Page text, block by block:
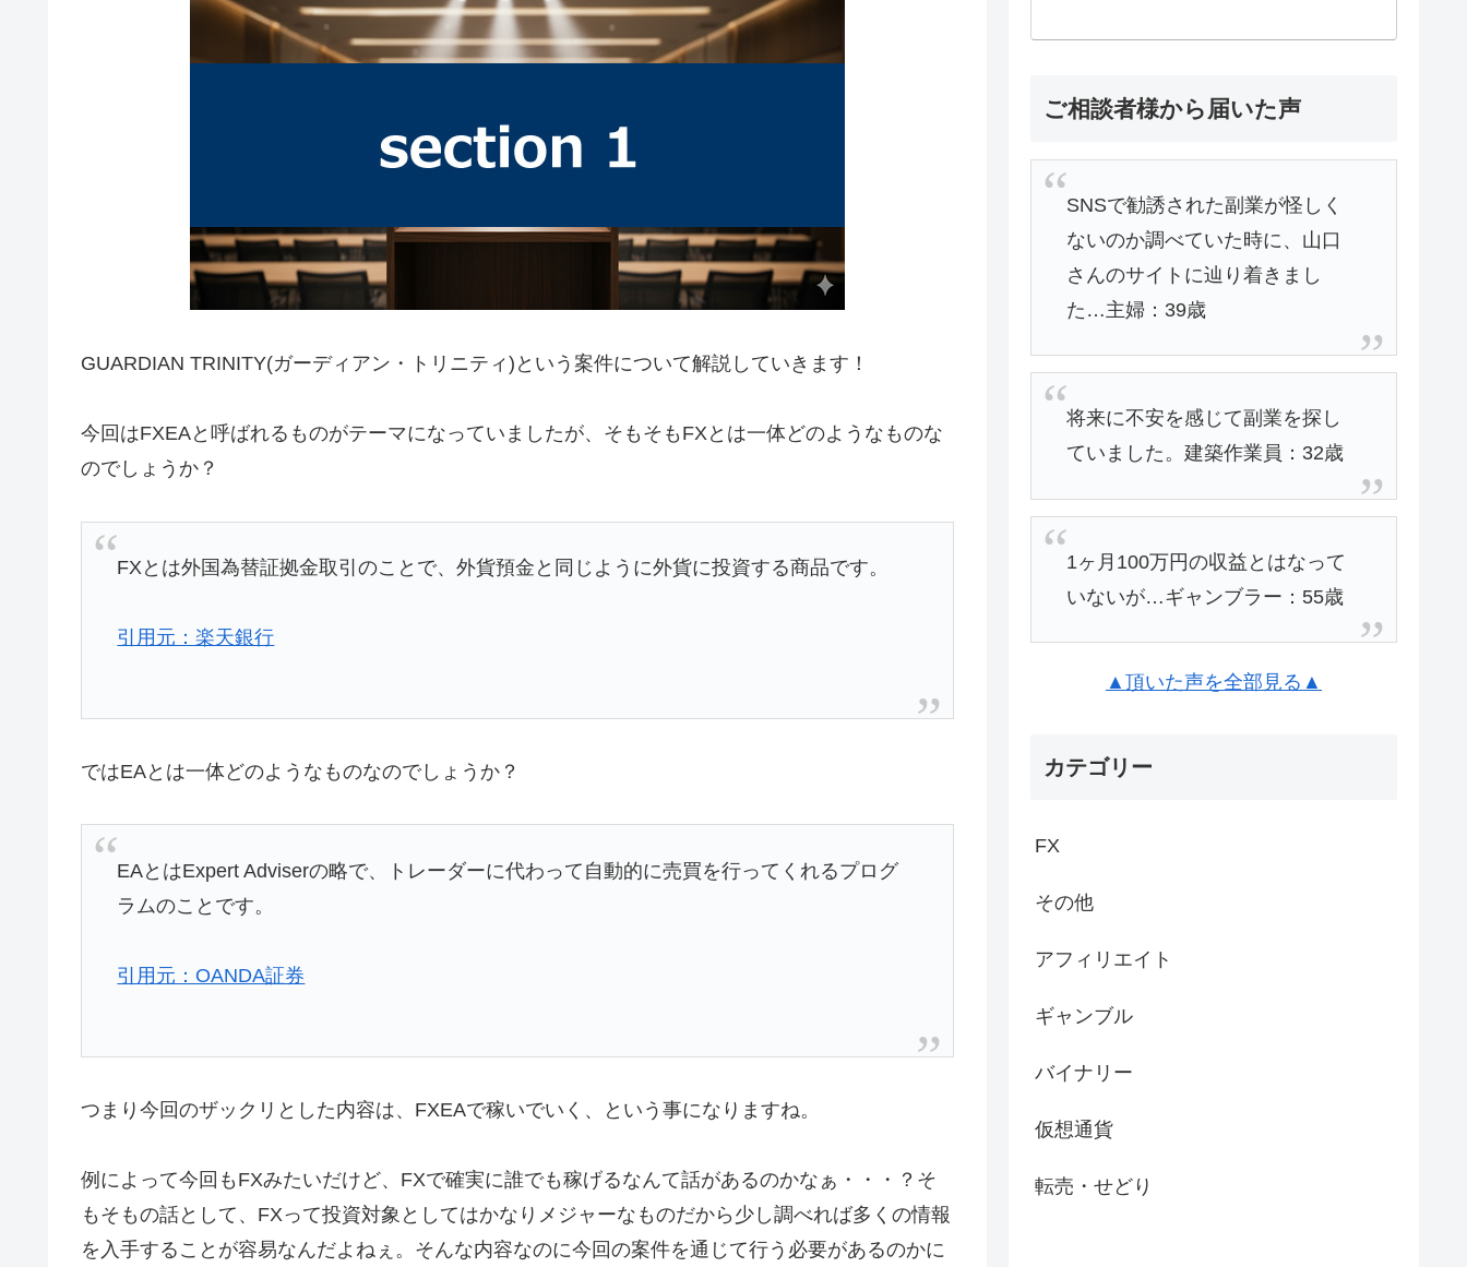
GUARDIAN TRINITY(ガーディアン・トリニティ)という案件について解説していきます！
今回はFXEAと呼ばれるものがテーマになっていましたが、そもそもFXとは一体どのようなものな
のでしょうか？
FXとは外国為替証拠金取引のことで、外貨預金と同じように外貨に投資する商品です。
引用元：楽天銀行
ではEAとは一体どのようなものなのでしょうか？
EAとはExpert Adviserの略で、トレーダーに代わって自動的に売買を行ってくれるプログ
ラムのことです。
引用元：OANDA証券
つまり今回のザックリとした内容は、FXEAで稼いでいく、という事になりますね。
例によって今回もFXみたいだけど、FXで確実に誰でも稼げるなんて話があるのかなぁ・・・？そ
もそもの話として、FXって投資対象としてはかなりメジャーなものだから少し調べれば多くの情報
を入手することが容易なんだよねぇ。そんな内容なのに今回の案件を通じて行う必要があるのかに
ご相談者様から届いた声
SNSで勧誘された副業が怪しく
ないのか調べていた時に、山口
さんのサイトに辿り着きまし
た…主婦：39歳
将来に不安を感じて副業を探し
ていました。建築作業員：32歳
1ヶ月100万円の収益とはなって
いないが…ギャンブラー：55歳
▲頂いた声を全部見る▲
カテゴリー
FX
その他
アフィリエイト
ギャンブル
バイナリー
仮想通貨
転売・せどり